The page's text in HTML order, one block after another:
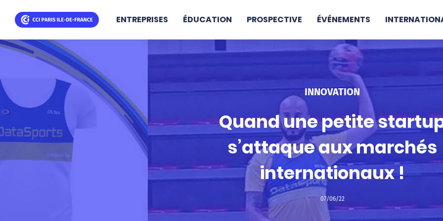
Aller
principal
ENTREPRISES ÉDUCATION PROSPECTIVE ÉVÉNEMENTS
INNOVATION
Quand une petite
s’attaque aux marchés
internationaux !
07/06/22